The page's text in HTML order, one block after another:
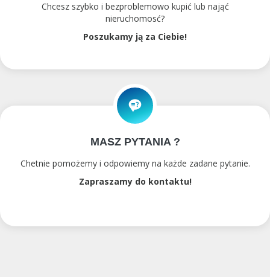
Chcesz szybko i bezproblemowo kupić lub nająć
nieruchomosć?
Poszukamy ją za Ciebie!
MASZ PYTANIA ?
Chetnie pomożemy i odpowiemy na każde zadane pytanie.
Zapraszamy do kontaktu!